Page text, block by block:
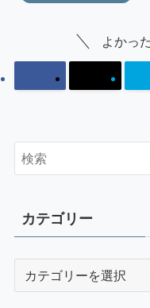
よかっ
カテゴリー